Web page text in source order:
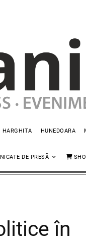
HARGHITA HUNEDOARA
DE PRESĂ
în